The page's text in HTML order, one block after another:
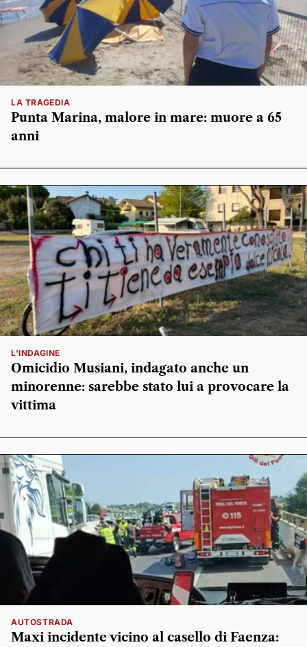
LA TRAGEDIA
Punta Marina, malore in mare: muore a 65
anni
L'INDAGINE
Omicidio Musiani, indagato anche un
minorenne: sarebbe stato lui a provocare la
vittima
AUTOSTRADA
Maxi incidente vicino al casello di Faenza: